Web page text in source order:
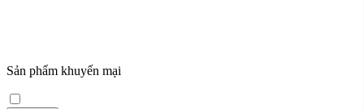
Sản phẩm khuyến mại